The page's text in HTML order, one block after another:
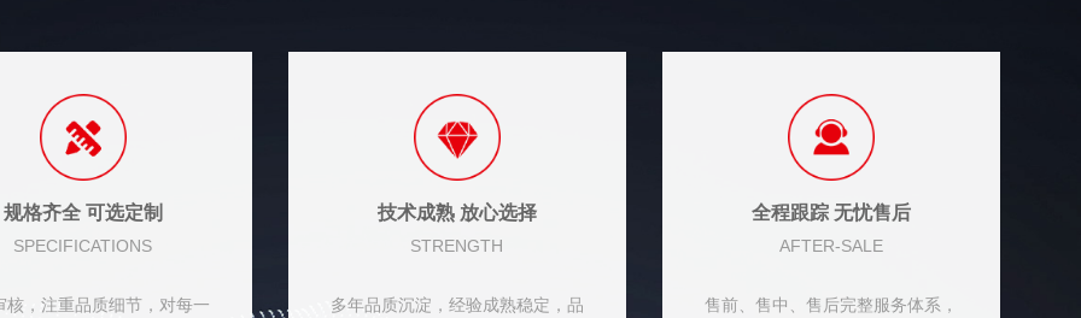
规格齐全 可选定制
SPECIFICATIONS
核，注重品质细节，对每一
技术成熟 放心选择
STRENGTH
多年品质沉淀，经验成熟稳定，品
全程跟踪 无忧售后
AFTER-SALE
售前、售中、售后完整服务体系，